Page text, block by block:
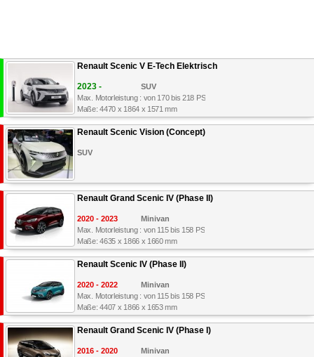
Renault Scenic V E-Tech Elektrisch
2023 -
SUV
Max. Motorleistung : von 170 bis 218 PS
Maße: 4470 x 1864 x 1571 mm
Renault Scenic Vision (Concept)
SUV
Renault Grand Scenic IV (Phase II)
2020 - 2023
Minivan
Max. Motorleistung : von 115 bis 158 PS
Maße: 4635 x 1866 x 1660 mm
Renault Scenic IV (Phase II)
2020 - 2022
Minivan
Max. Motorleistung : von 115 bis 158 PS
Maße: 4407 x 1866 x 1653 mm
Renault Grand Scenic IV (Phase I)
2016 - 2020
Minivan